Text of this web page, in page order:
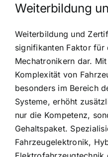
Weiterbildung
Weiterbildung und
signifikanten Faktor
Mechatronikern dar.
Komplexität von
besonders im Bereich
Systeme, erhöht
nur die Kompetenz,
Gehaltspaket.
Fahrzeugelektronik,